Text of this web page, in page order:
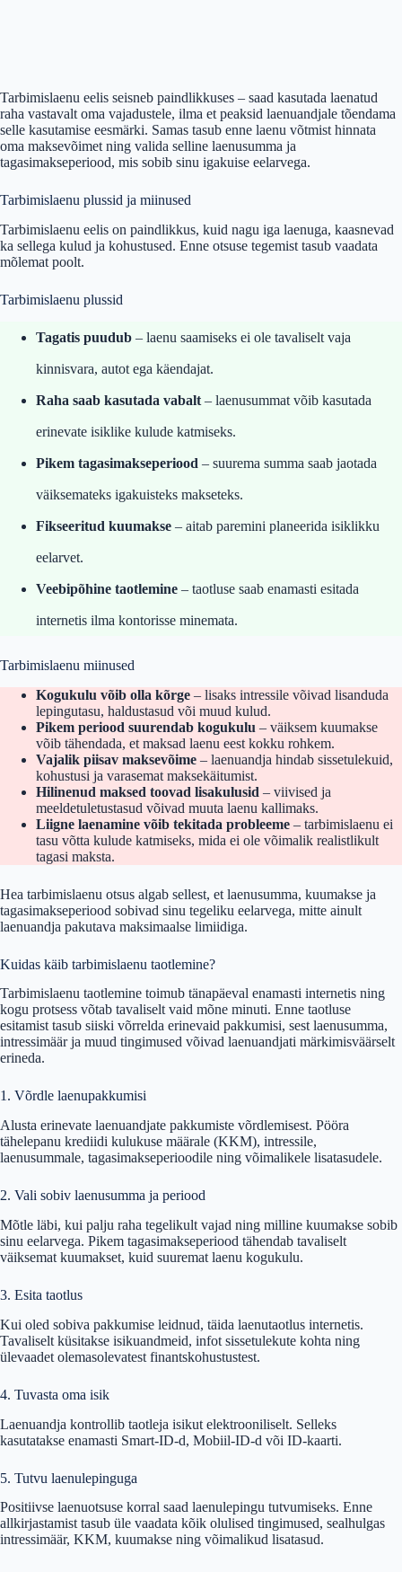
Tarbimislaenu eelis seisneb paindlikkuses – saad kasutada laenatud
raha vastavalt oma vajadustele, ilma et peaksid laenuandjale tõendama
selle kasutamise eesmärki. Samas tasub enne laenu võtmist hinnata
oma maksevõimet ning valida selline laenusumma ja
tagasimakseperiood, mis sobib sinu igakuise eelarvega.
Tarbimislaenu plussid ja miinused
Tarbimislaenu eelis on paindlikkus, kuid nagu iga laenuga, kaasnevad
ka sellega kulud ja kohustused. Enne otsuse tegemist tasub vaadata
mõlemat poolt.
Tarbimislaenu plussid
Tagatis puudub – laenu saamiseks ei ole tavaliselt vaja
kinnisvara, autot ega käendajat.
Raha saab kasutada vabalt – laenusummat võib kasutada
erinevate isiklike kulude katmiseks.
Pikem tagasimakseperiood – suurema summa saab jaotada
väiksemateks igakuisteks makseteks.
Fikseeritud kuumakse – aitab paremini planeerida isiklikku
eelarvet.
Veebipõhine taotlemine – taotluse saab enamasti esitada
internetis ilma kontorisse minemata.
Tarbimislaenu miinused
Kogukulu võib olla kõrge – lisaks intressile võivad lisanduda
lepingutasu, haldustasud või muud kulud.
Pikem periood suurendab kogukulu – väiksem kuumakse
võib tähendada, et maksad laenu eest kokku rohkem.
Vajalik piisav maksevõime – laenuandja hindab sissetulekuid,
kohustusi ja varasemat maksekäitumist.
Hilinenud maksed toovad lisakulusid – viivised ja
meeldetuletustasud võivad muuta laenu kallimaks.
Liigne laenamine võib tekitada probleeme – tarbimislaenu ei
tasu võtta kulude katmiseks, mida ei ole võimalik realistlikult
tagasi maksta.
Hea tarbimislaenu otsus algab sellest, et laenusumma, kuumakse ja
tagasimakseperiood sobivad sinu tegeliku eelarvega, mitte ainult
laenuandja pakutava maksimaalse limiidiga.
Kuidas käib tarbimislaenu taotlemine?
Tarbimislaenu taotlemine toimub tänapäeval enamasti internetis ning
kogu protsess võtab tavaliselt vaid mõne minuti. Enne taotluse
esitamist tasub siiski võrrelda erinevaid pakkumisi, sest laenusumma,
intressimäär ja muud tingimused võivad laenuandjati märkimisväärselt
erineda.
1. Võrdle laenupakkumisi
Alusta erinevate laenuandjate pakkumiste võrdlemisest. Pööra
tähelepanu krediidi kulukuse määrale (KKM), intressile,
laenusummale, tagasimakseperioodile ning võimalikele lisatasudele.
2. Vali sobiv laenusumma ja periood
Mõtle läbi, kui palju raha tegelikult vajad ning milline kuumakse sobib
sinu eelarvega. Pikem tagasimakseperiood tähendab tavaliselt
väiksemat kuumakset, kuid suuremat laenu kogukulu.
3. Esita taotlus
Kui oled sobiva pakkumise leidnud, täida laenutaotlus internetis.
Tavaliselt küsitakse isikuandmeid, infot sissetulekute kohta ning
ülevaadet olemasolevatest finantskohustustest.
4. Tuvasta oma isik
Laenuandja kontrollib taotleja isikut elektrooniliselt. Selleks
kasutatakse enamasti Smart-ID-d, Mobiil-ID-d või ID-kaarti.
5. Tutvu laenulepinguga
Positiivse laenuotsuse korral saad laenulepingu tutvumiseks. Enne
allkirjastamist tasub üle vaadata kõik olulised tingimused, sealhulgas
intressimäär, KKM, kuumakse ning võimalikud lisatasud.